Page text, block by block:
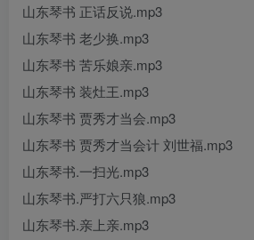
山东琴书 正话反说.mp3
山东琴书 老少换.mp3
山东琴书 苦乐娘亲.mp3
山东琴书 装灶王.mp3
山东琴书 贾秀才当会.mp3
山东琴书 贾秀才当会计 刘世福.mp3
山东琴书.一扫光.mp3
山东琴书.严打六只狼.mp3
山东琴书.亲上亲.mp3